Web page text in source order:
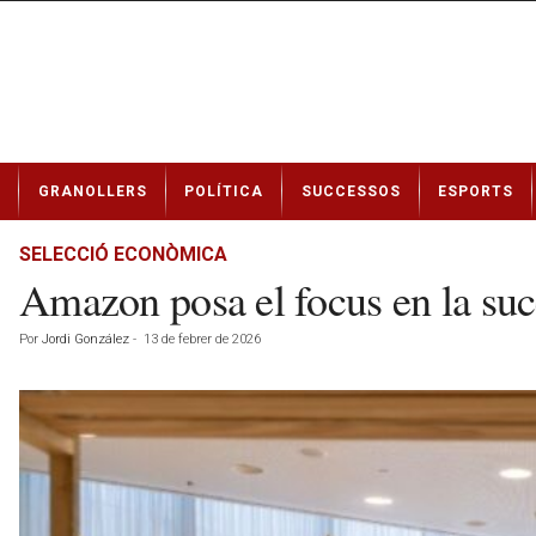
t
GRANOLLERS POLÍTICA SUCCESSOS ESPORTS
SELECCIÓ ECONÒMICA
Amazon posa el focus en la
Por Jordi González - 13 de febrer de 2026